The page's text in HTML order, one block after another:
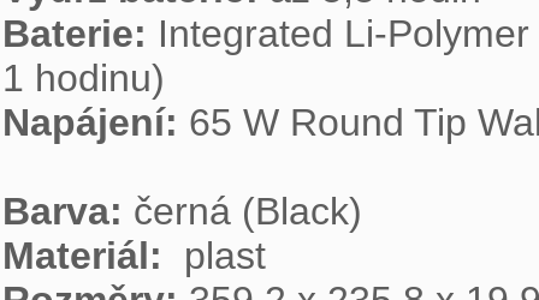
Baterie: Integrated Li-
Napájení: 65 W Round Tip
Barva:
Materiál: